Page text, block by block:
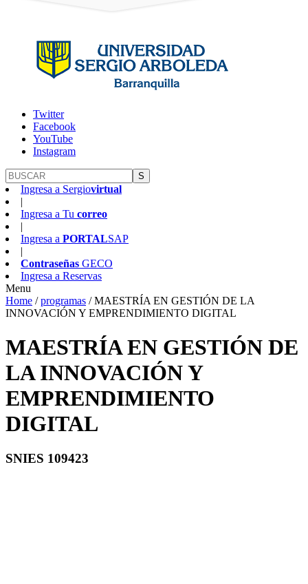
Twitter
Facebook
YouTube
Instagram
S
Ingresa a Sergiovirtual
Ingresa a Tu correo
Ingresa a PORTALSAP
Contraseñas GECO
Ingresa a Reservas
Menu
Home /programas /MAESTRÍA EN GESTIÓN DE LA
INNOVACIÓN Y EMPRENDIMIENTO DIGITAL
MAESTRÍA EN GESTIÓN DE
LA INNOVACIÓN Y
EMPRENDIMIENTO
DIGITAL
SNIES 109423